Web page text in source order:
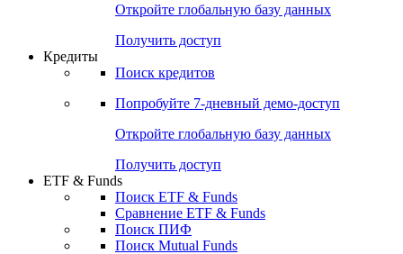
Откройте глобальную базу данных
Получить доступ
Кредиты
Поиск кредитов
Попробуйте 7-дневный демо-доступ
Откройте глобальную базу данных
Получить доступ
ETF & Funds
Поиск ETF & Funds
Сравнение ETF & Funds
Поиск ПИФ
Поиск Mutual Funds